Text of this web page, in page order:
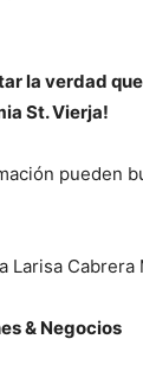
la verdad
St. Vierja!
pueden
Larisa Cabrera
& Negocios